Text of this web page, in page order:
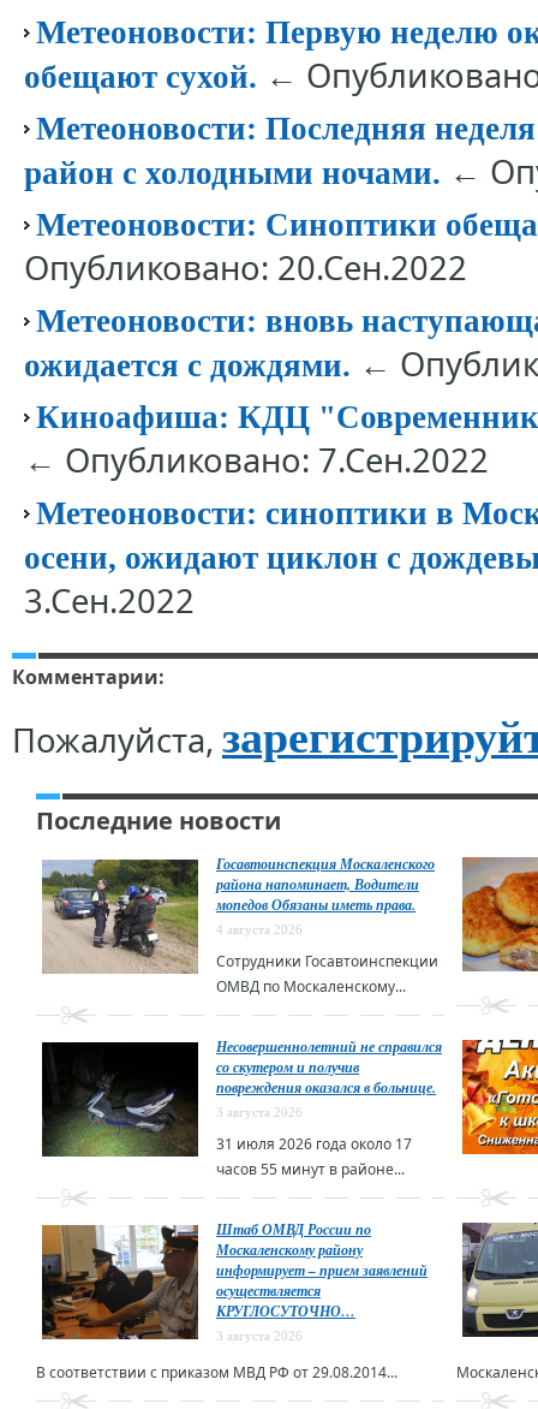
Метеоновости: Первую неделю
обещают сухой. ←
Метеоновости: Последняя
район с холодными ночами. ←
Метеоновости: Синоптики
Опубликовано: 20.Сен.2022
Метеоновости: вновь
ожидается с дождями. ←
Киноафиша: КДЦ
← Опубликовано: 7.Сен.2022
Метеоновости: синоптики в
осени, ожидают циклон с
3.Сен.2022
Комментарии:
Пожалуйста,
Последние новости
Госавтоинспекция Москаленского
района напоминает, Водители
мопедов Обязаны иметь права.
4 августа 2026
Сотрудники Госавтоинспекции
ОМВД по Москаленскому...
Несовершеннолетний не справился
со скутером и получив
повреждения оказался в больнице.
3 августа 2026
31 июля 2026 года около 17
часов 55 минут в районе...
Штаб ОМВД России по
Москаленскому району
информирует – прием заявлений
осуществляется
КРУГЛОСУТОЧНО…
3 августа 2026
В соответствии с приказом МВД РФ от 29.08.2014...